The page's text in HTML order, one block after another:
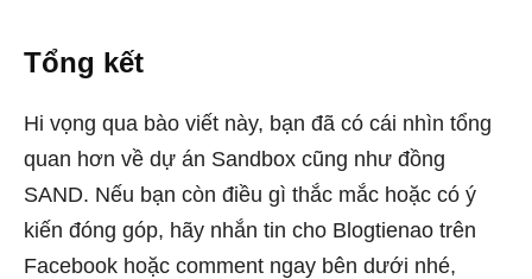
Tổng kết
Hi vọng qua bào viết này, bạn đã có cái nhìn tổng
quan hơn về dự án Sandbox cũng như đồng
SAND. Nếu bạn còn điều gì thắc mắc hoặc có ý
kiến đóng góp, hãy nhắn tin cho Blogtienao trên
Facebook hoặc comment ngay bên dưới nhé,